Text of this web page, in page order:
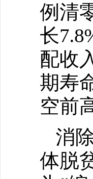
例清
长
配收
期寿
空前
消
体脱